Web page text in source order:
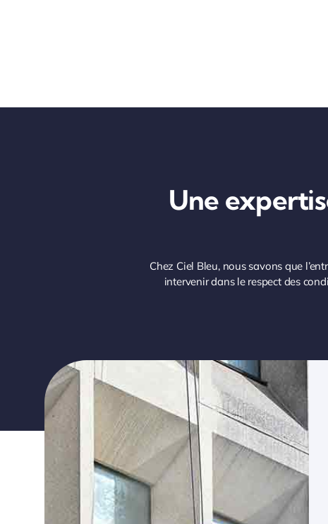
Une
Chez Ciel Bleu, nous savons que
intervenir dans le respect des